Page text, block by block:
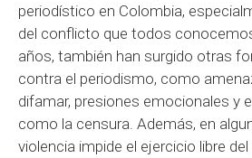
periodístico en Colombia,
del conflicto que todos
años, también han surgido otras
contra el periodismo, como
difamar, presiones emocionales y
como la censura. Además, en
violencia impide el ejercicio libre